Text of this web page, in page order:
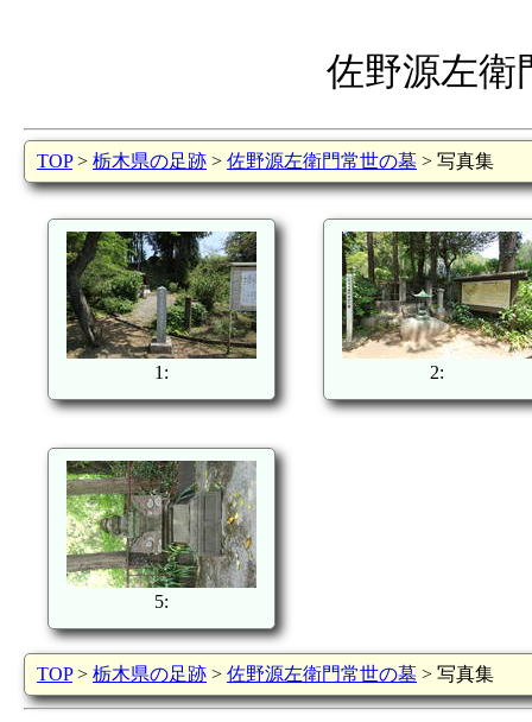
佐野源左衛
TOP> 栃木県の足跡 > 佐野源左衛門常世の墓 > 写真集
1: 2:
5:
TOP> 栃木県の足跡 > 佐野源左衛門常世の墓 > 写真集